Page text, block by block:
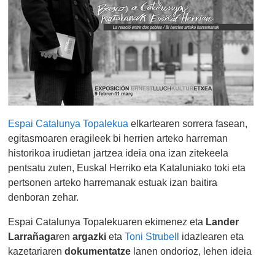
Espai Catalunya Topalekua elkartearen sorrera fasean,
egitasmoaren eragileek bi herrien arteko harreman
historikoa irudietan jartzea ideia ona izan zitekeela
pentsatu zuten, Euskal Herriko eta Kataluniako toki eta
pertsonen arteko harremanak estuak izan baitira
denboran zehar.
Espai Catalunya Topalekuaren ekimenez eta Lander
Larrañagarenargazki etaToni Strubell idazlearen eta
kazetariarendokumentatze lanen ondorioz, lehen ideia